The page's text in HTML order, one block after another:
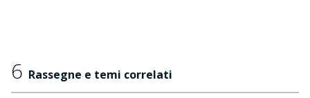
6 Rassegne e temi correlati